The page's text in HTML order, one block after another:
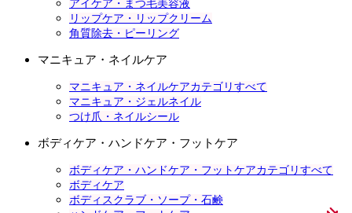
アイケア・まつ毛美容液
リップケア・リップクリーム
角質除去・ピーリング
マニキュア・ネイルケア
マニキュア・ネイルケアカテゴリすべて
マニキュア・ジェルネイル
つけ爪・ネイルシール
ボディケア・ハンドケア・フットケア
ボディケア・ハンドケア・フットケアカテゴリすべて
ボディケア
ボディスクラブ・ソープ・石鹸